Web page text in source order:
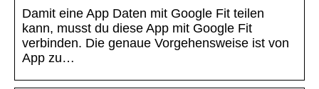
Damit eine App Daten mit Google Fit teilen
kann, musst du diese App mit Google Fit
verbinden. Die genaue Vorgehensweise ist von
App zu…